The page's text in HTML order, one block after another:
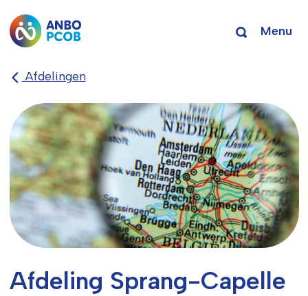
Menu
Afdelingen
Afdeling Sprang-Capelle